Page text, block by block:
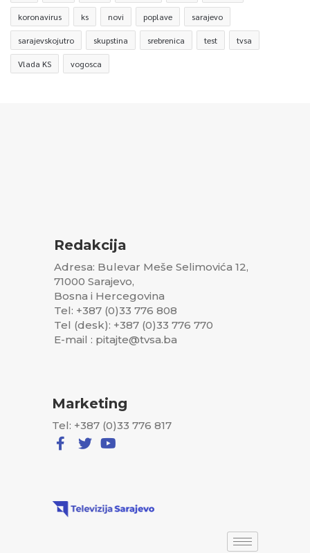
koronavirus ks novi poplave sarajevo
sarajevskojutro skupstina srebrenica test tvsa
Vlada KS vogosca
Redakcija
Adresa: Bulevar Meše Selimovića 12,
71000 Sarajevo,
Bosna i Hercegovina
Tel: +387 (0)33 776 808
Tel (desk): +387 (0)33 776 770
E-mail : pitajte@tvsa.ba
Marketing
Tel: +387 (0)33 776 817